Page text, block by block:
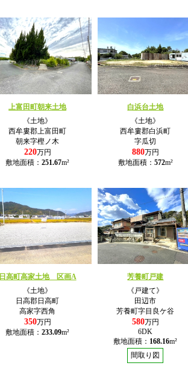
上富田町朝来土地
《土地》
西牟婁郡上富田町
朝来字樫ノ木
220万円
敷地面積：251.67m²
白浜台土地
《土地》
西牟婁郡白浜町
字瓜切
880万円
敷地面積： 572m²
日高町高家土地 区画A
《土地》
日高郡日高町
高家字西角
350万円
敷地面積：233.09m²
芳養町戸建
《戸建て》
田辺市
芳養町字目良ケ谷
580万円
6DK
敷地面積： 168.16m²
間取り図